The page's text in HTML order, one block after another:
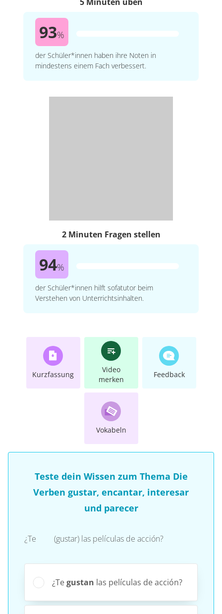
93%
der Schüler*innen haben ihre Noten in
mindestens einem Fach verbessert.
2 Minuten Fragen stellen
94%
der Schüler*innen hilft sofatutor beim
Verstehen von Unterrichtsinhalten.
Kurzfassung
Video
merken
Feedback
Vokabeln
Teste dein Wissen zum Thema Die
Verben gustar, encantar, interesar
und parecer
¿Te (gustar) las películas de acción?
¿Tegustan las películas de acción?